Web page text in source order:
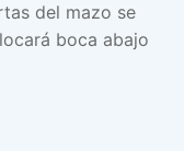
del mazo se
boca abajo